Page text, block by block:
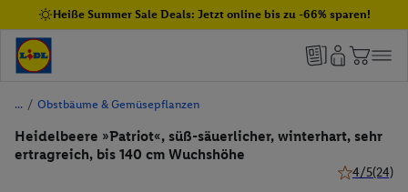
Heiße Summer Sale Deals: Jetzt online bis zu -66% sparen!
/ Obstbäume & Gemüsepflanzen
Heidelbeere »Patriot«, süß-säuerlicher, winterhart, sehr
ertragreich, bis 140 cm Wuchshöhe
4/5(24)